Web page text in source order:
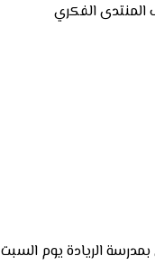
الفكري
بن يونس حجاج في مداخلة قيمة تحفيزية بعنوان "افتح آفاقك بتعلُّم اللغة الإنجليزية"